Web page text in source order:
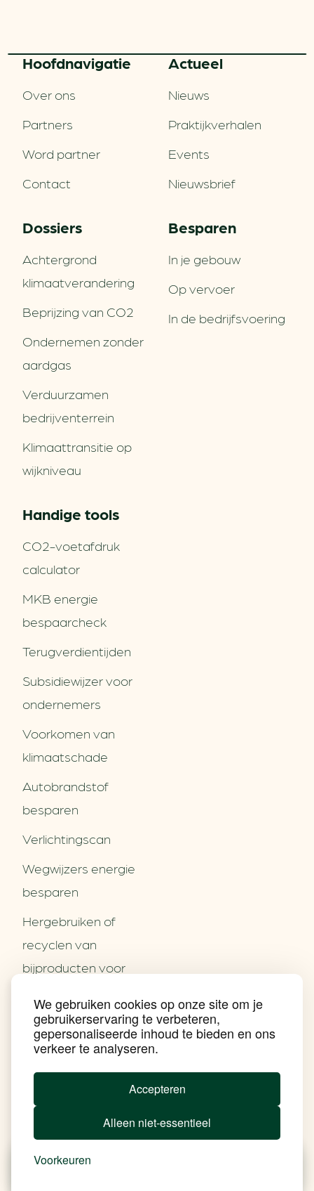
We gebruiken cookies op onze site om je
gebruikerservaring te verbeteren,
gepersonaliseerde inhoud te bieden en ons
verkeer te analyseren.
Accepteren
Alleen niet-essentieel
Voorkeuren
Partners
Contact
Nieuws
Praktijkverhalen
Events
Nieuwsbrief
Achtergrond klimaatverandering
Beprijzing van CO2
Verduurzamen bedrijventerrein
Hoofd­navigatie
Over ons
Partners
Word partner
Contact
Actueel
Nieuws
Praktijkverhalen
Events
Nieuwsbrief
Dossiers
Achtergrond
klimaatverandering
Beprijzing van CO2
Ondernemen zonder
aardgas
Verduurzamen
bedrijventerrein
Klimaattransitie op
wijkniveau
Besparen
In je gebouw
Op vervoer
In de bedrijfsvoering
Handige tools
CO2-voetafdruk
calculator
MKB energie
bespaarcheck
Terugverdien­tijden
Subsidiewijzer voor
ondernemers
Voorkomen van
klimaatschade
Autobrandstof
besparen
Verlichtingscan
Wegwijzers energie
besparen
Hergebruiken of
recyclen van
bijproducten voor
Energie besparen op
uw PC
Privacy & Disclaimer